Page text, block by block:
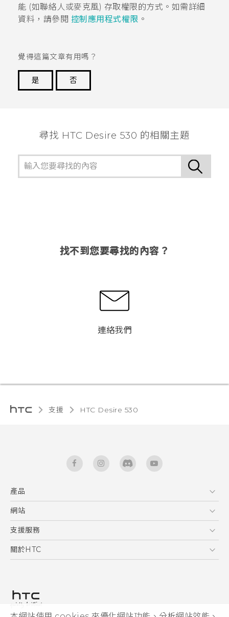
能 (如聯絡人或麥克風) 存取權限的方式。如需詳細
資料，請參閱 控制應用程式權限 。
覺得這篇文章有用嗎？
是
否
尋找 HTC Desire 530 的相關主題
找不到您要尋找的內容？
連絡我們
支援 HTC Desire 530‎
產品
5G
區塊鍊手機
網站
HTC Dev
支援服務
服務中心
關於HTC
私隱政策
產品安全